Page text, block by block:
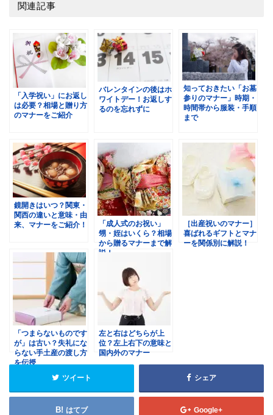
関連記事
「入学祝い」にお返し
は必要？相場と贈り方
のマナーをご紹介
バレンタインの後はホ
ワイトデー！お返しす
るのを忘れずに
知っておきたい「お墓
参りのマナー」時期・
時間帯から服装・手順
まで
鏡開きはいつ？関東・
関西の違いと意味・由
来、マナーをご紹介！
「成人式のお祝い」
甥・姪はいくら？相場
から贈るマナーまで解
説！
［出産祝いのマナー］
喜ばれるギフトとマナ
ーを関係別に解説！
「つまらないものです
が」は古い？失礼にな
らない手土産の渡し方
を伝授
左と右はどちらが上
位？左上右下の意味と
国内外のマナー
ツイート シェア
はてブ Google+